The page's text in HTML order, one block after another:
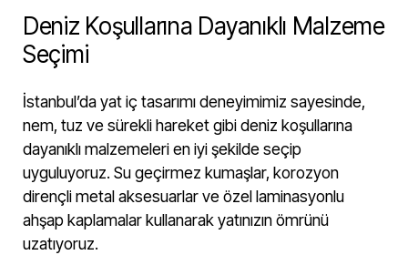
Deniz Koşullarına Dayanıklı Malzeme
Seçimi
İstanbul’da yat iç tasarımı deneyimimiz sayesinde,
nem, tuz ve sürekli hareket gibi deniz koşullarına
dayanıklı malzemeleri en iyi şekilde seçip
uyguluyoruz. Su geçirmez kumaşlar, korozyon
dirençli metal aksesuarlar ve özel laminasyonlu
ahşap kaplamalar kullanarak yatınızın ömrünü
uzatıyoruz.